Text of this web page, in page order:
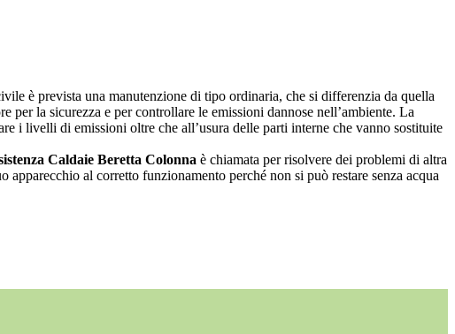
è prevista una manutenzione di tipo ordinaria, che si differenzia da quella
la sicurezza e per controllare le emissioni dannose nell’ambiente. La
i livelli di emissioni oltre che all’usura delle parti interne che vanno sostituite
Caldaie Beretta Colonna è chiamata per risolvere dei problemi di altra
al corretto funzionamento perché non si può restare senza acqua